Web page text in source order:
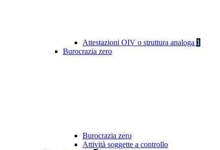
Attestazioni OIV o struttura analoga 1
Burocrazia zero
Burocrazia zero
Attività soggette a controllo